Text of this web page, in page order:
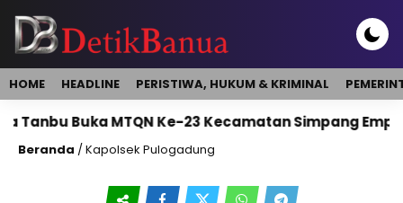
HOME HEADLINE PERISTIWA, HUKUM & KRIMINAL
Tanbu Buka MTQN Ke-23 Kecamatan Simpang Empat
Beranda /Kapolsek Pulogadung